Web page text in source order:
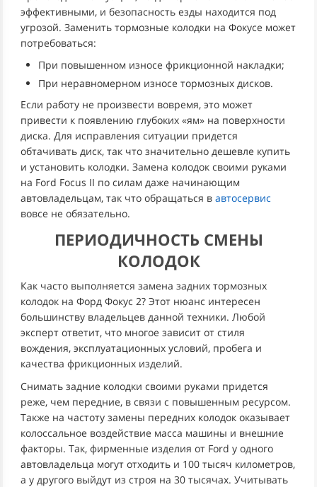
эффективными, и безопасность езды находится под
угрозой. Заменить тормозные колодки на Фокусе может
потребоваться:
При повышенном износе фрикционной накладки;
При неравномерном износе тормозных дисков.
Если работу не произвести вовремя, это может
привести к появлению глубоких «ям» на поверхности
диска. Для исправления ситуации придется
обтачивать диск, так что значительно дешевле купить
и установить колодки. Замена колодок своими руками
на Ford Focus II по силам даже начинающим
автовладельцам, так что обращаться вавтосервис
вовсе не обязательно.
ПЕРИОДИЧНОСТЬ СМЕНЫ
КОЛОДОК
Как часто выполняется замена задних тормозных
колодок на Форд Фокус 2? Этот нюанс интересен
большинству владельцев данной техники. Любой
эксперт ответит, что многое зависит от стиля
вождения, эксплуатационных условий, пробега и
качества фрикционных изделий.
Снимать задние колодки своими руками придется
реже, чем передние, в связи с повышенным ресурсом.
Также на частоту замены передних колодок оказывает
колоссальное воздействие масса машины и внешние
факторы. Так, фирменные изделия от Ford у одного
автовладельца могут отходить и 100 тысяч километров,
а у другого выйдут из строя на 30 тысячах. Учитывать